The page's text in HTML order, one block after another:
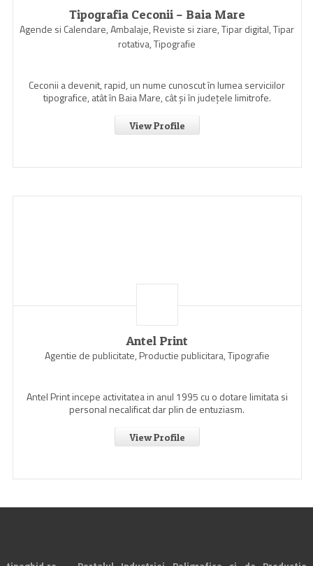
Tipografia Ceconii – Baia Mare
Agende si Calendare, Ambalaje, Reviste si ziare, Tipar digital, Tipar
rotativa, Tipografie
Ceconii a devenit, rapid, un nume cunoscut în lumea serviciilor
tipografice, atât în Baia Mare, cât şi în judeţele limitrofe.
View Profile
Antel Print
Agentie de publicitate, Productie publicitara, Tipografie
Antel Print incepe activitatea in anul 1995 cu o dotare limitata si
personal necalificat dar plin de entuziasm.
View Profile